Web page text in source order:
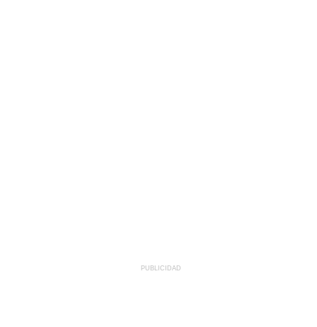
PUBLICIDAD